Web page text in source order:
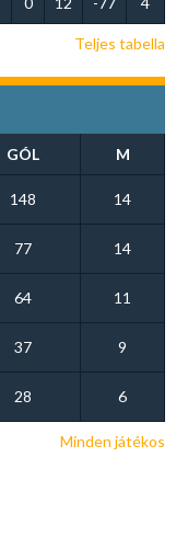
Teljes tabella
GÓL M
148 14
77 14
64 11
37 9
28 6
Minden játékos